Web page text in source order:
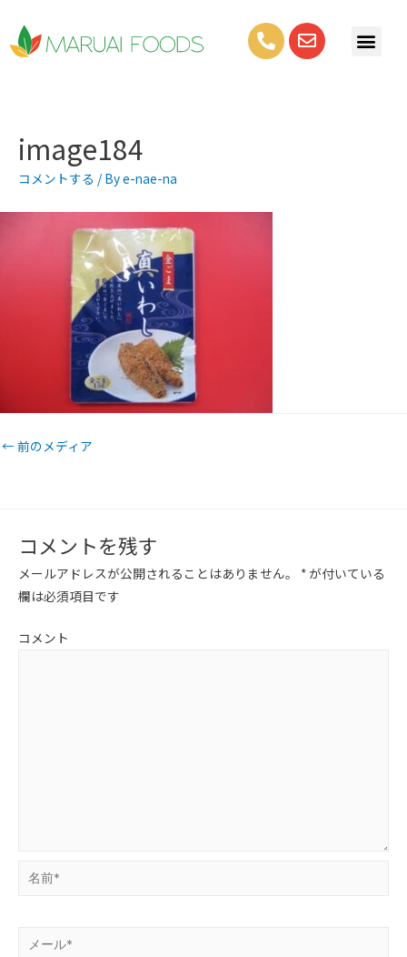
image184
コメントする / Bye-nae-na
←前のメディア
コメントを残す
メールアドレスが公開されることはありません。 * が付いている
欄は必須項目です
コメント